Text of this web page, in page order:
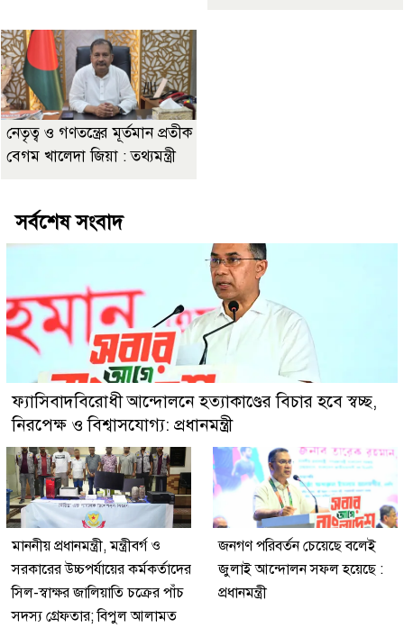
নেতৃত্ব ও গণতন্ত্রের মূর্তমান প্রতীক
বেগম খালেদা জিয়া : তথ্যমন্ত্রী
সর্বশেষ সংবাদ
ফ্যাসিবাদবিরোধী আন্দোলনে হত্যাকাণ্ডের বিচার হবে স্বচ্ছ,
নিরপেক্ষ ও বিশ্বাসযোগ্য: প্রধানমন্ত্রী
মাননীয় প্রধানমন্ত্রী, মন্ত্রীবর্গ ও
সরকারের উচ্চপর্যায়ের কর্মকর্তাদের
সিল-স্বাক্ষর জালিয়াতি চক্রের পাঁচ
সদস্য গ্রেফতার; বিপুল আলামত
জনগণ পরিবর্তন চেয়েছে বলেই
জুলাই আন্দোলন সফল হয়েছে :
প্রধানমন্ত্রী